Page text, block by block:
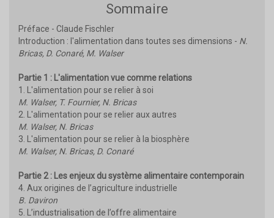
Sommaire
Préface - Claude Fischler
Introduction : l'alimentation dans toutes ses dimensions - N.
Bricas, D. Conaré, M. Walser
Partie 1 : L'alimentation vue comme relations
1. L'alimentation pour se relier à soi
M. Walser, T. Fournier, N. Bricas
2. L'alimentation pour se relier aux autres
M. Walser, N. Bricas
3. L'alimentation pour se relier à la biosphère
M. Walser, N. Bricas, D. Conaré
Partie 2 : Les enjeux du système alimentaire contemporain
4. Aux origines de l’agriculture industrielle
B. Daviron
5. L’industrialisation de l’offre alimentaire